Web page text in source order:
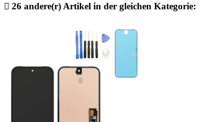
 26 andere(r) Artikel in der gleichen Kategorie: